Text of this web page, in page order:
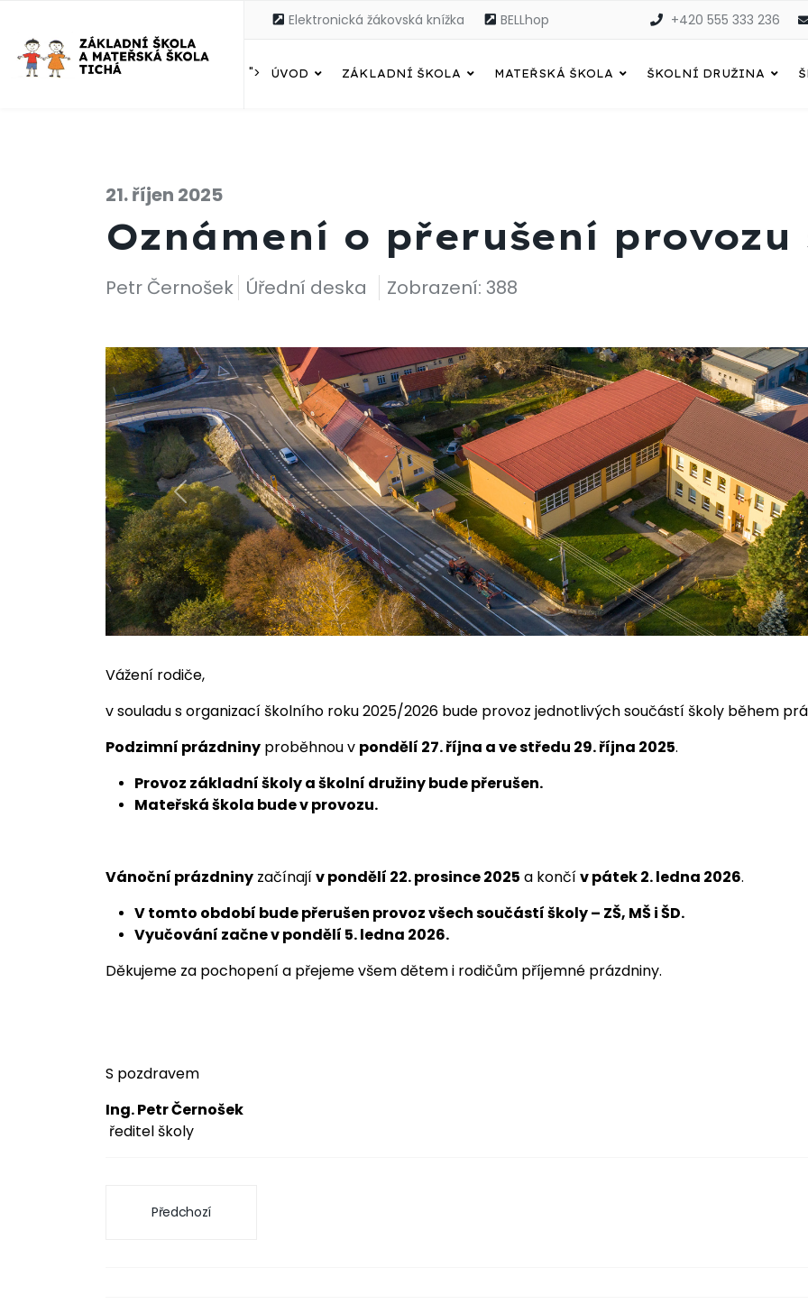
Elektronická žákovská knížka BELLhop +420 555 333 236
"> ÚVOD ZÁKLADNÍ ŠKOLA MATEŘSKÁ ŠKOLA ŠKOLNÍ DRUŽINA
Oznámení o přerušení provozu
Petr Černošek Úřední deska
21. říjen 2025
Zobrazení: 388
Previous
Vážení rodiče,
v souladu s organizací školního roku 2025/2026 bude provoz jednotlivých součástí školy během
Podzimní prázdniny proběhnou v pondělí 27. října a ve středu 29. října 2025.
Provoz základní školy a školní družiny bude přerušen.
Mateřská škola bude v provozu.
Vánoční prázdniny začínajív pondělí 22. prosince 2025 a končív pátek 2. ledna 2026.
V tomto období bude přerušen provoz všech součástí školy – ZŠ, MŠ i ŠD.
Vyučování začne v pondělí 5. ledna 2026.
Děkujeme za pochopení a přejeme všem dětem i rodičům příjemné prázdniny.
S pozdravem
Ing. Petr Černošek
ředitel školy
Předchozí